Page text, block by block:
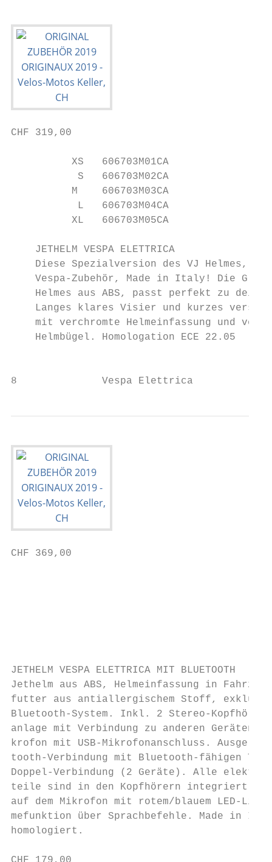
CHF 319,00
          XS   606703M01CA
           S   606703M02CA
          M    606703M03CA
           L   606703M04CA
          XL   606703M05CA
JETHELM VESPA ELETTRICA
Diese Spezialversion des VJ Helmes,
Vespa-Zubehör, Made in Italy! Die
Helmes aus ABS, passt perfekt zu
Langes klares Visier und kurzes
mit verchromte Helmeinfassung und
Helmbügel. Homologation ECE 22.05
8              Vespa Elettrica
CHF 369,00
JETHELM VESPA ELETTRICA MIT
Jethelm aus ABS, Helmeinfassung in
futter aus antiallergischem Stoff,
Bluetooth-System. Inkl. 2 Stereo-
anlage mit Verbindung zu anderen
krofon mit USB-Mikrofonanschluss.
tooth-Verbindung mit Bluetooth-fähigen
Doppel-Verbindung (2 Geräte). Alle
teile sind in den Kopfhörern integriert.
auf dem Mikrofon mit rotem/blauem LED-
mefunktion über Sprachbefehle. Made in
homologiert.